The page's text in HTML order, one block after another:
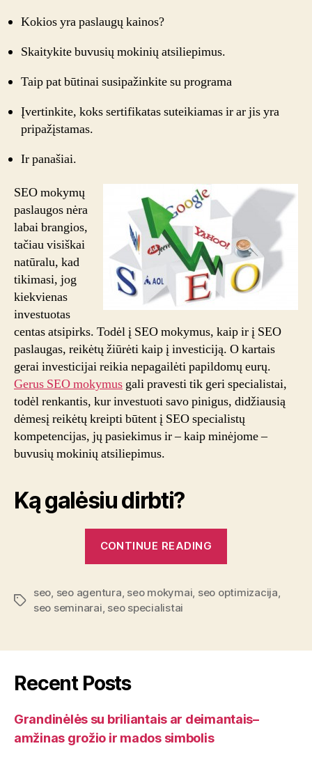
Kokios yra paslaugų kainos?
Skaitykite buvusių mokinių atsiliepimus.
Taip pat būtinai susipažinkite su programa
Įvertinkite, koks sertifikatas suteikiamas ir ar jis yra
pripažįstamas.
Ir panašiai.
SEO mokymų
paslaugos nėra
labai brangios,
tačiau visiškai
natūralu, kad
tikimasi, jog
kiekvienas
investuotas
centas atsipirks. Todėl į SEO mokymus, kaip ir į SEO
paslaugas, reikėtų žiūrėti kaip į investiciją. O kartais
gerai investicijai reikia nepagailėti papildomų eurų.
Gerus SEO mokymus gali pravesti tik geri specialistai,
todėl renkantis, kur investuoti savo pinigus, didžiausią
dėmesį reikėtų kreipti būtent į SEO specialistų
kompetencijas, jų pasiekimus ir – kaip minėjome –
buvusių mokinių atsiliepimus.
Ką galėsiu dirbti?
CONTINUE READING
atrasti
Tags
seo seo agentura seo mokymai seo optimizacija
seo seminarai seo specialistai
Recent Posts
Grandinėlės su briliantais ar deimantais–
amžinas grožio ir mados simbolis